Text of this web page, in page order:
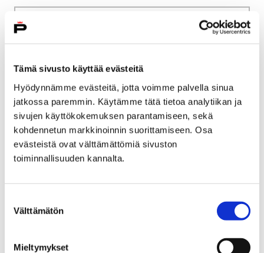
Tämä sivusto käyttää evästeitä
Hyödynnämme evästeitä, jotta voimme palvella sinua
jatkossa paremmin. Käytämme tätä tietoa analytiikan ja
sivujen käyttökokemuksen parantamiseen, sekä
kohdennetun markkinoinnin suorittamiseen. Osa
evästeistä ovat välttämättömiä sivuston
toiminnallisuuden kannalta.
valinta
Välttämätön
Mieltymykset
Historiaa neljällä vuosikymmenellä
Historiaa neljällä
vuosikymmenellä
Satakunnan Urheiluakatemia
Opiskelu